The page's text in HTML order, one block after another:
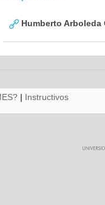
Humberto Arboleda
| Instructivos